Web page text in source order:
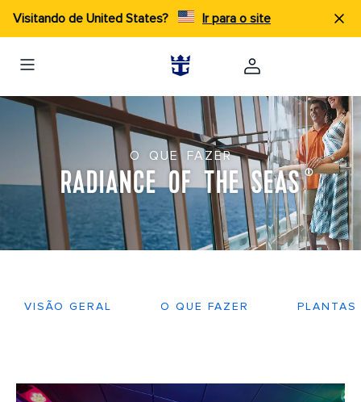
Visitando de United States? Ir para o site
O QUE FAZER
RADIANCE OF THE SEAS ®
VISÃO GERAL O QUE FAZER